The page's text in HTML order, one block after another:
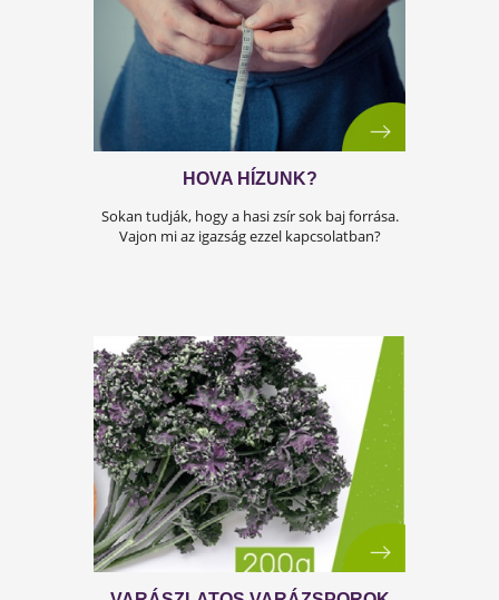
orvosolhatók! Tudd meg, hogyan!